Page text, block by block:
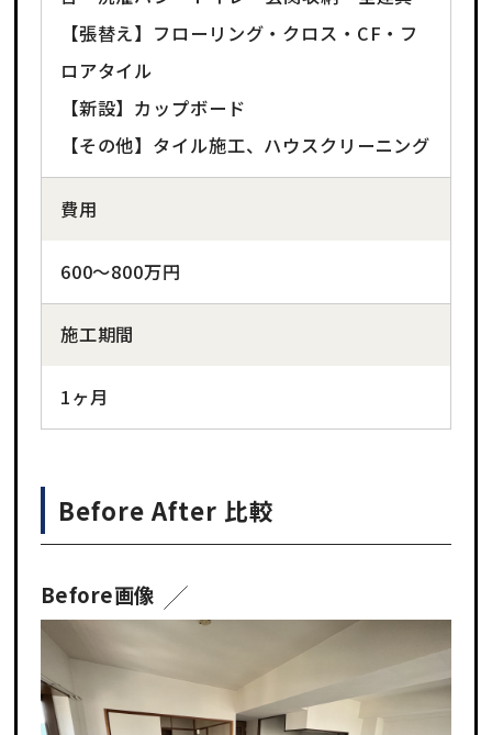
【張替え】フローリング・クロス・CF・フ
ロアタイル
【新設】カップボード
【その他】タイル施工、ハウスクリーニング
費用
600～800万円
施工期間
1ヶ月
Before After 比較
Before画像